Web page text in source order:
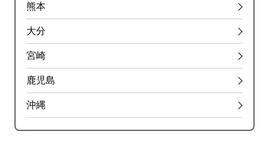
熊本
大分
宮崎
鹿児島
沖縄